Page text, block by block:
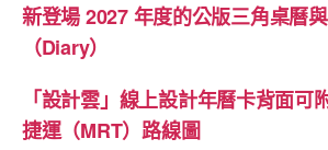
新登場 2027 年度的公版三角桌曆
（Diary）
「設計雲」線上設計年曆卡背面可
捷運（MRT）路線圖